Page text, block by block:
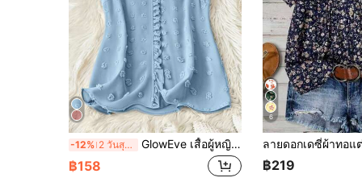
-12% 2 วันสุดท้าย GlowEve เสื้อผู้หญิงเรียบง่ายที่ชายด้านรีสอร์ทจุดสวิสสีพื้นแพทช์เวิร์กระบายคอแขนกุด
฿158
6
฿219